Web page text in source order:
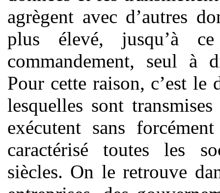
agrègent avec d’autres
plus élevé, jusqu’à
commandement, seul à
Pour cette raison, c’est
lesquelles sont
exécutent sans
caractérisé toutes les
siècles. On le retrouve